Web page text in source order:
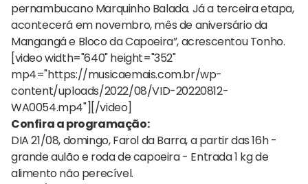
pernambucano Marquinho Balada. Já a terceira etapa,
acontecerá em novembro, mês de aniversário da
Mangangá e Bloco da Capoeira”, acrescentou Tonho.
[video width="640" height="352"
mp4="https://musicaemais.com.br/wp-
content/uploads/2022/08/VID-20220812-
WA0054.mp4"][/video]
Confira a programação:
DIA 21/08, domingo, Farol da Barra, a partir das 16h -
grande aulão e roda de capoeira - Entrada 1 kg de
alimento não perecível.